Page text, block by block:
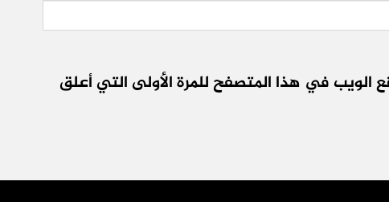
الويب في هذا المتصفح للمرة الأولى التي أعلق